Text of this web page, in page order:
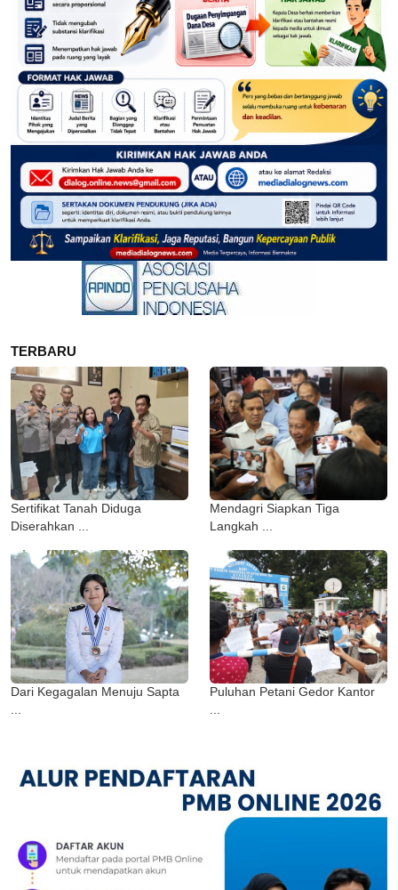
TERBARU
Sertifikat Tanah Diduga
Diserahkan ...
Mendagri Siapkan Tiga
Langkah ...
Dari Kegagalan Menuju Sapta
Puluhan Petani Gedor Kantor